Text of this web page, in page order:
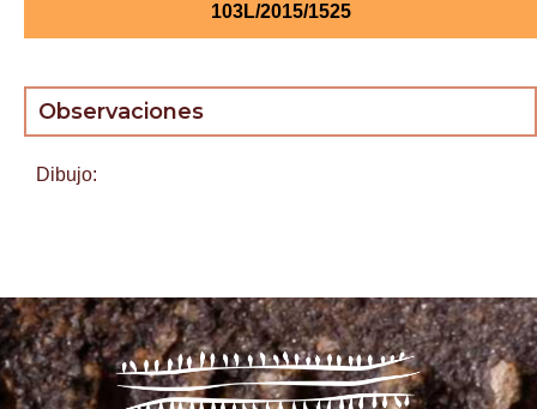
103L/2015/1525
Observaciones
Dibujo: